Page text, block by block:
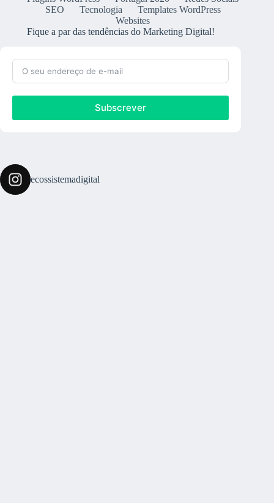
SEO
Tecnologia
Templates WordPress
Websites
Fique a par das tendências do Marketing Digital!
Subscrever
ecossistemadigital